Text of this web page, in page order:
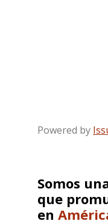
Powered by
Somos
que
en